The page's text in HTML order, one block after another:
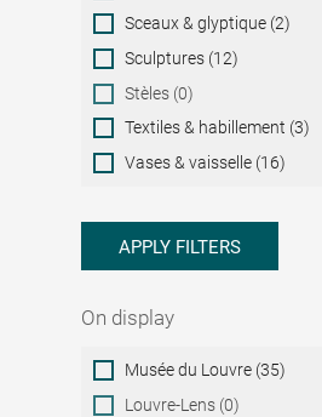
Sceaux & glyptique (2)
Sculptures (12)
Stèles (0)
Textiles & habillement (3)
Vases & vaisselle (16)
APPLY FILTERS
On display
On
display
Musée du Louvre (35)
Louvre-Lens (0)